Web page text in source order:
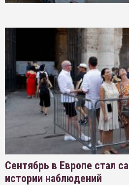
Сентябрь в Европе стал
истории наблюдений